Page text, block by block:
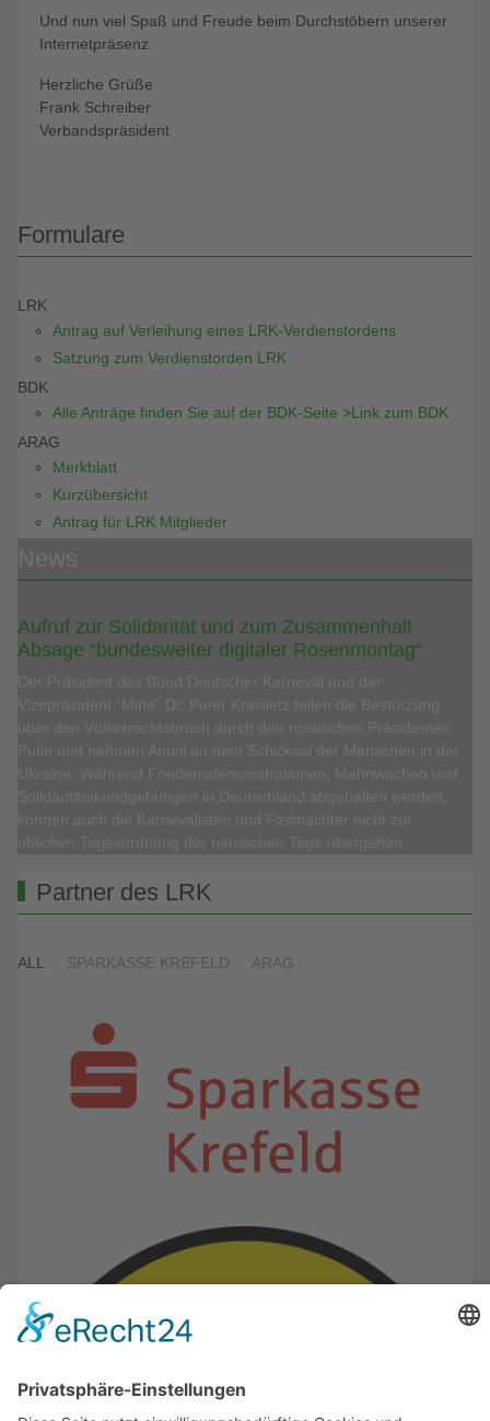
Und nun viel Spaß und Freude beim Durchstöbern unserer
Internetpräsenz.
Herzliche Grüße
Frank Schreiber
Verbandspräsident
Formulare
LRK
Antrag auf Verleihung eines LRK-Verdienstordens
Satzung zum Verdienstorden LRK
BDK
Alle Anträge finden Sie auf der BDK-Seite >Link zum BDK
ARAG
Merkblatt
Kurzübersicht
Antrag für LRK Mitglieder
Aufruf zur Solidarität und zum Zusammenhalt
Absage “bundesweiter digitaler Rosenmontag“
Partner des LRK
ALL SPARKASSE KREFELD ARAG